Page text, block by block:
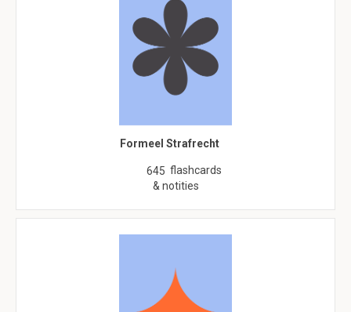
Formeel Strafrecht
645 flashcards
& notities